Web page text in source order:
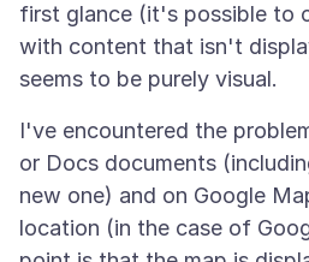
first glance (it's possible to
with content that isn't
I've encountered the
or Docs documents
new one) and on Google
location (in the case of